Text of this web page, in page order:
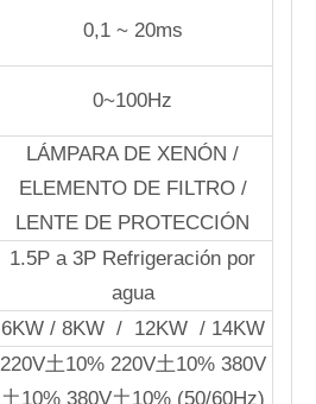
0,1 ~ 20ms
0~100Hz
LÁMPARA DE XENÓN /
ELEMENTO DE FILTRO /
LENTE DE PROTECCIÓN
1.5P ​​a 3P Refrigeración por
agua
6KW / 8KW / 12KW / 14KW
220V土10% 220V土10% 380V
土10% 380V土10% (50/60Hz)